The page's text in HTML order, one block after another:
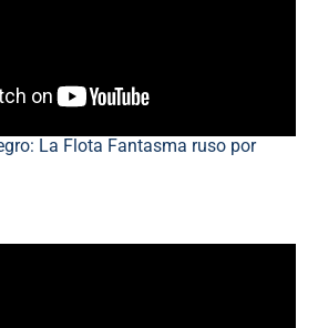
La Flota Fantasma ruso por